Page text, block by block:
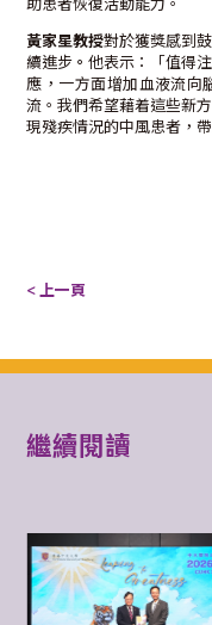
助患者恢復活動能力。
黃家星教授對於獲獎感到
續進步 。他表示：「值得
應，一方面增加血液流向
流。我們希望藉着這些新
現殘疾情況的中風患者，帶
< 上一頁
繼續閱讀